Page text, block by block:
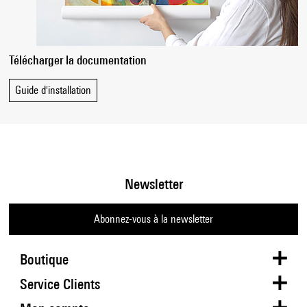
Télécharger la documentation
Guide d'installation
Boutique
Newsletter
Abonnez-vous à la newsletter
Service Clients